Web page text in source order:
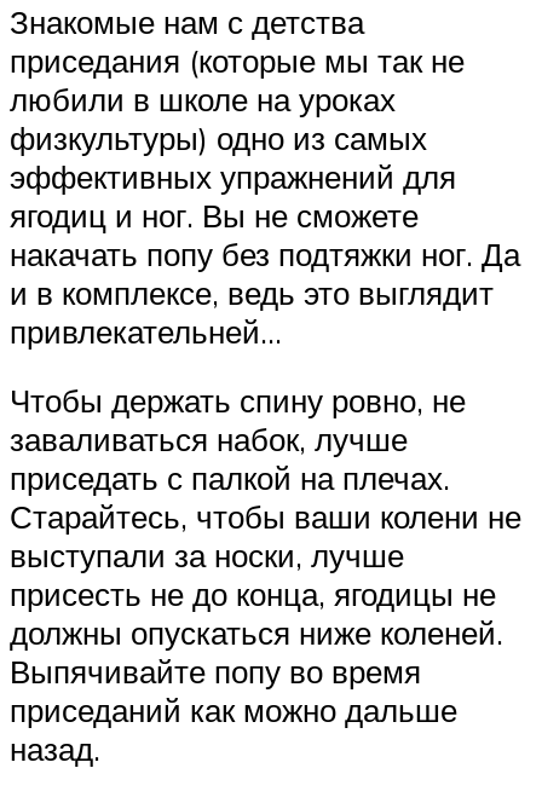
Знакомые нам с детства
приседания (которые мы так не
любили в школе на уроках
физкультуры) одно из самых
эффективных упражнений для
ягодиц и ног. Вы не сможете
накачать попу без подтяжки ног. Да
и в комплексе, ведь это выглядит
привлекательней…
Чтобы держать спину ровно, не
заваливаться набок, лучше
приседать с палкой на плечах.
Старайтесь, чтобы ваши колени не
выступали за носки, лучше
присесть не до конца, ягодицы не
должны опускаться ниже коленей.
Выпячивайте попу во время
приседаний как можно дальше
назад.